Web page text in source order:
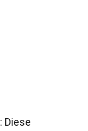
: Diese